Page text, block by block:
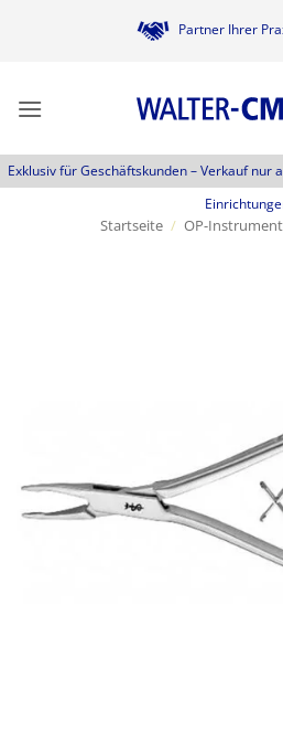
Partner Ihrer
Exklusiv für Geschäftskunden –Verkauf nur
Startseite / OP-